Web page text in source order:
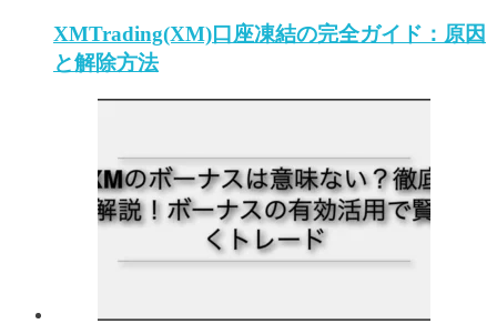
XMTrading(XM)口座凍結の完全ガイド：原因
と解除方法